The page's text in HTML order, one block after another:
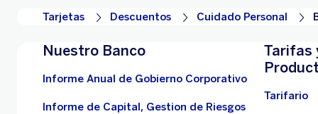
Tarjetas Descuentos Cuidado Personal
Nuestro Banco
Informe Anual de Gobierno Corporativo
Informe de Capital, Gestion de Riesgos
Tarifas
Tarifario